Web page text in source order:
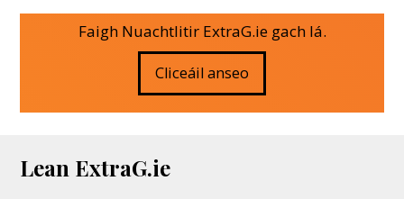
Faigh Nuachtlitir ExtraG.ie gach lá.
Cliceáil anseo
Lean ExtraG.ie